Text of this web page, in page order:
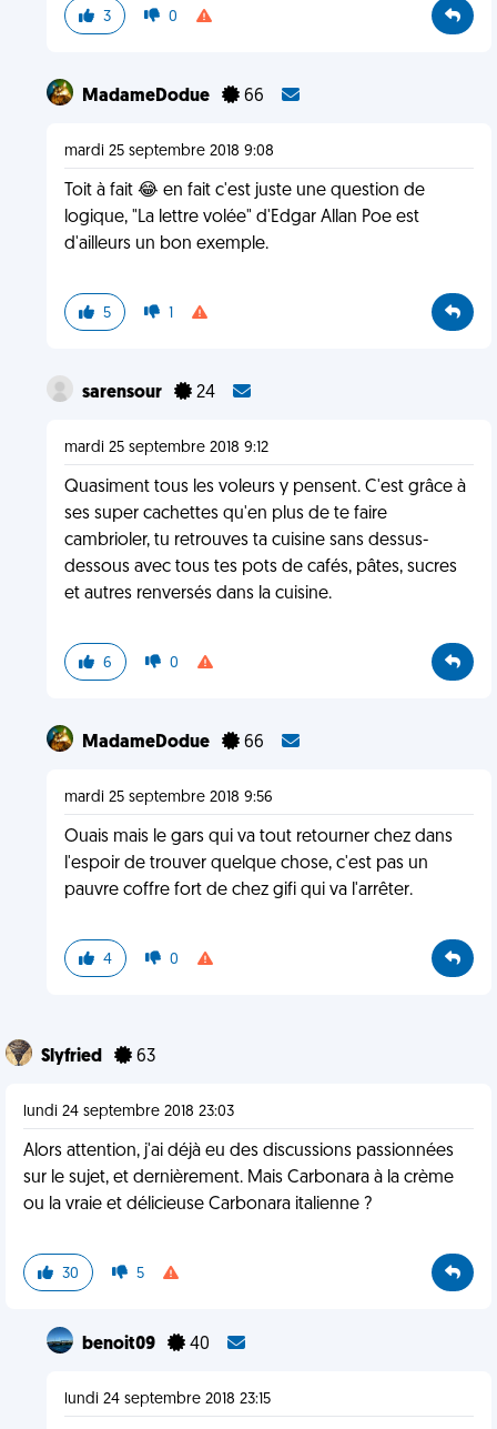
3 0
MadameDodue 66
mardi 25 septembre 2018 9:08
Toit à fait 😂 en fait c'est juste une question de
logique, "La lettre volée" d'Edgar Allan Poe est
d'ailleurs un bon exemple.
5 1
sarensour 24
mardi 25 septembre 2018 9:12
Quasiment tous les voleurs y pensent. C'est grâce à
ses super cachettes qu'en plus de te faire
cambrioler, tu retrouves ta cuisine sans dessus-
dessous avec tous tes pots de cafés, pâtes, sucres
et autres renversés dans la cuisine.
6 0
MadameDodue 66
mardi 25 septembre 2018 9:56
Ouais mais le gars qui va tout retourner chez dans
l'espoir de trouver quelque chose, c'est pas un
pauvre coffre fort de chez gifi qui va l'arrêter.
4 0
Slyfried 63
lundi 24 septembre 2018 23:03
Alors attention, j'ai déjà eu des discussions passionnées
sur le sujet, et dernièrement. Mais Carbonara à la crème
ou la vraie et délicieuse Carbonara italienne ?
30 5
benoit09 40
lundi 24 septembre 2018 23:15